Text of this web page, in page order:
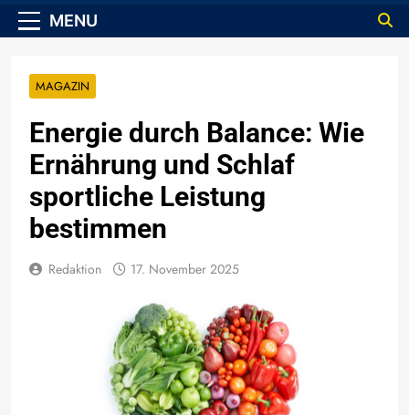
MENU
MAGAZIN
Energie durch Balance: Wie
Ernährung und Schlaf
sportliche Leistung
bestimmen
Redaktion 17. November 2025